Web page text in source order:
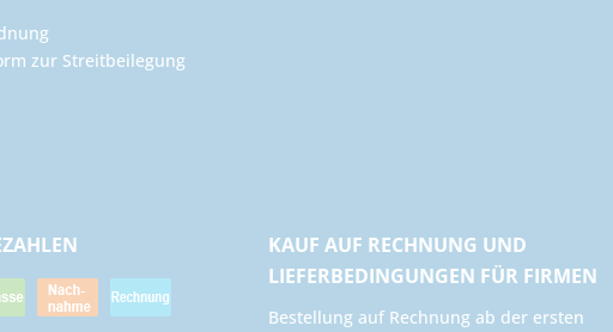
zur Streitbeilegung
KAUF AUF RECHNUNG UND
LIEFERBEDINGUNGEN FÜR FIRMEN
​Bestellung auf Rechnung ab der ersten